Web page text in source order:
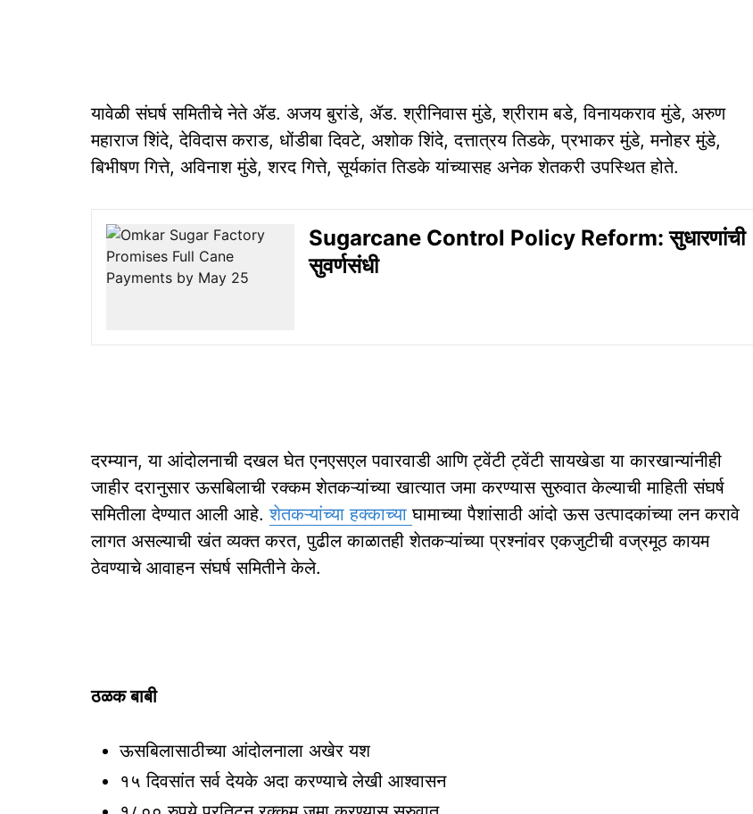
यावेळी संघर्ष समितीचे नेते ॲड. अजय बुरांडे, ॲड. श्रीनिवास मुंडे, श्रीराम बडे, विनायकराव मुंडे, अरुण
महाराज शिंदे, देविदास कराड, धोंडीबा दिवटे, अशोक शिंदे, दत्तात्रय तिडके, प्रभाकर मुंडे, मनोहर मुंडे,
बिभीषण गित्ते, अविनाश मुंडे, शरद गित्ते, सूर्यकांत तिडके यांच्यासह अनेक शेतकरी उपस्थित होते.
Sugarcane Control Policy Reform: सुधारणांची
सुवर्णसंधी
दरम्यान, या आंदोलनाची दखल घेत एनएसएल पवारवाडी आणि ट्वेंटी ट्वेंटी सायखेडा या कारखान्यांनीही
जाहीर दरानुसार ऊसबिलाची रक्कम शेतकऱ्यांच्या खात्यात जमा करण्यास सुरुवात केल्याची माहिती संघर्ष
समितीला देण्यात आली आहे.शेतकऱ्यांच्या हक्काच्याघामाच्या पैशांसाठी आंदो ऊस उत्पादकांच्या लन करावे
लागत असल्याची खंत व्यक्त करत, पुढील काळातही शेतकऱ्यांच्या प्रश्नांवर एकजुटीची वज्रमूठ कायम
ठेवण्याचे आवाहन संघर्ष समितीने केले.
ठळक बाबी
ऊसबिलासाठीच्या आंदोलनाला अखेर यश
१५ दिवसांत सर्व देयके अदा करण्याचे लेखी आश्वासन